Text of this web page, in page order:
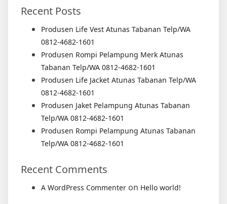
Recent Posts
Produsen Life Vest Atunas Tabanan Telp/WA
0812-4682-1601
Produsen Rompi Pelampung Merk Atunas
Tabanan Telp/WA 0812-4682-1601
Produsen Life Jacket Atunas Tabanan Telp/WA
0812-4682-1601
Produsen Jaket Pelampung Atunas Tabanan
Telp/WA 0812-4682-1601
Produsen Rompi Pelampung Atunas Tabanan
Telp/WA 0812-4682-1601
Recent Comments
A WordPress Commenter on Hello world!